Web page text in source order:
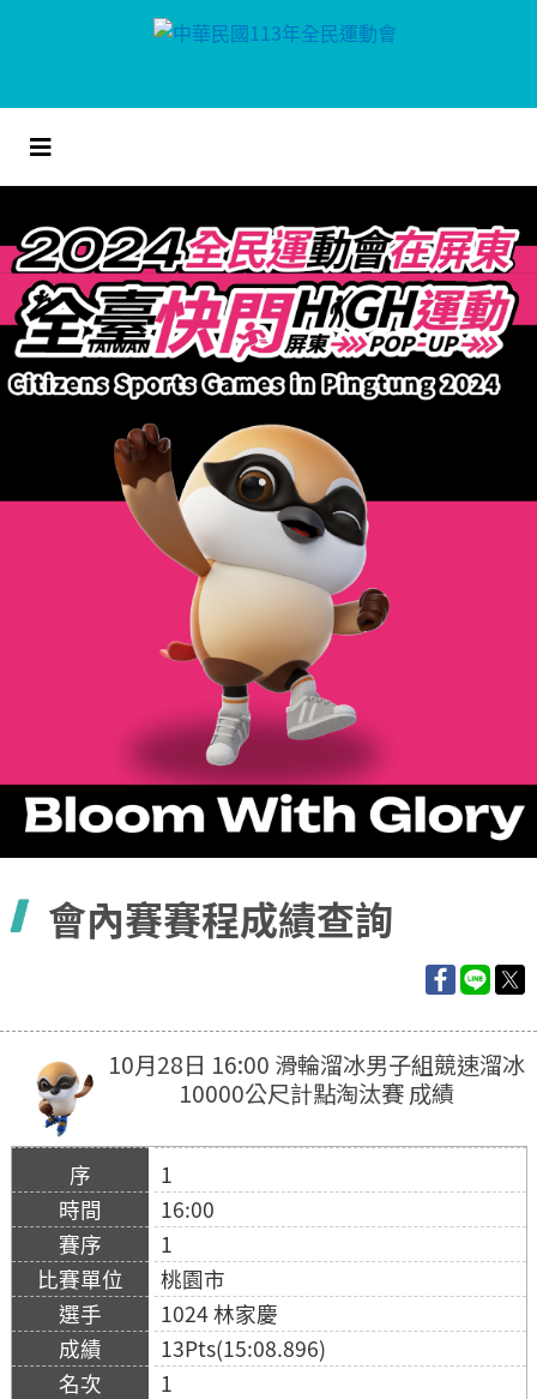
主
要
內
會內賽賽程成績查詢
10月28日 16:00 滑輪溜冰男子組競速溜冰
10000公尺計點淘汰賽 成績
1
16:00
1
桃園市
1024 林家慶
13Pts(15:08.896)
1